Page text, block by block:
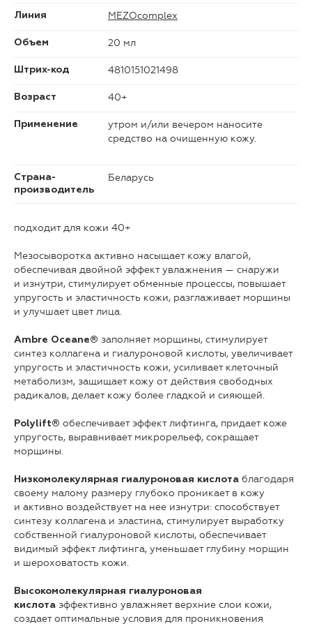
Линия MEZOcomplex
Объем 20 мл
Штрих-код 4810151021498
Возраст 40+
Применение
утром и/или вечером наносите
средство на очищенную кожу.
Страна-
производитель
Беларусь
подходит для кожи 40+
Мезосыворотка активно насыщает кожу влагой,
обеспечивая двойной эффект увлажнения — снаружи
и изнутри, стимулирует обменные процессы, повышает
упругость и эластичность кожи, разглаживает морщины
и улучшает цвет лица.
Ambre Oceane® заполняет морщины, стимулирует
синтез коллагена и гиалуроновой кислоты, увеличивает
упругость и эластичность кожи, усиливает клеточный
метаболизм, защищает кожу от действия свободных
радикалов, делает кожу более гладкой и сияющей.
Polylift® обеспечивает эффект лифтинга, придает коже
упругость, выравнивает микрорельеф, сокращает
морщины.
Низкомолекулярная гиалуроновая кислота благодаря
своему малому размеру глубоко проникает в кожу
и активно воздействует на нее изнутри: способствует
синтезу коллагена и эластина, стимулирует выработку
собственной гиалуроновой кислоты, обеспечивает
видимый эффект лифтинга, уменьшает глубину морщин
и шероховатость кожи.
Высокомолекулярная гиалуроновая
кислота эффективно увлажняет верхние слои кожи,
создает оптимальные условия для проникновения